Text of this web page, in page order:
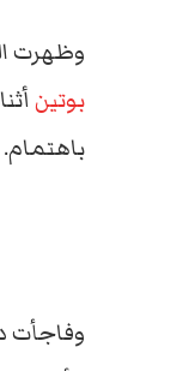
وظهرت الوزيرة كنايسل (53 عاما)
بوتين
باهتمام.
وفاجأت